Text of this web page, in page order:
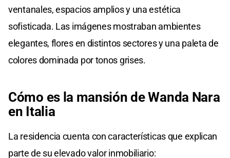
ventanales, espacios amplios y una estética
sofisticada. Las imágenes mostraban ambientes
elegantes, flores en distintos sectores y una paleta de
colores dominada por tonos grises.
Cómo es la mansión de Wanda Nara
en Italia
La residencia cuenta con características que explican
parte de su elevado valor inmobiliario: